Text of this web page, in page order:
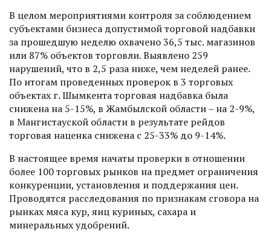
В целом мероприятиями контроля за соблюдением
субъектами бизнеса допустимой торговой надбавки
за прошедшую неделю охвачено 36,5 тыс. магазинов
или 87% объектов торговли. Выявлено 259
нарушений, что в 2,5 раза ниже, чем неделей ранее.
По итогам проведенных проверок в 3 торговых
объектах г. Шымкента торговая надбавка была
снижена на 5-15%, в Жамбылской области – на 2-9%,
в Мангистауской области в результате рейдов
торговая наценка снижена с 25-33% до 9-14%.
В настоящее время начаты проверки в отношении
более 100 торговых рынков на предмет ограничения
конкуренции, установления и поддержания цен.
Проводятся расследования по признакам сговора на
рынках мяса кур, яиц куриных, сахара и
минеральных удобрений.